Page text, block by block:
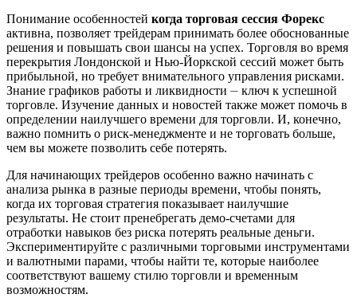
Понимание особенностей когда торговая сессия Форекс
активна, позволяет трейдерам принимать более обоснованные
решения и повышать свои шансы на успех. Торговля во время
перекрытия Лондонской и Нью-Йоркской сессий может быть
прибыльной, но требует внимательного управления рисками.
Знание графиков работы и ликвидности ⏤ ключ к успешной
торговле. Изучение данных и новостей также может помочь в
определении наилучшего времени для торговли. И, конечно,
важно помнить о риск-менеджменте и не торговать больше,
чем вы можете позволить себе потерять.
Для начинающих трейдеров особенно важно начинать с
анализа рынка в разные периоды времени, чтобы понять,
когда их торговая стратегия показывает наилучшие
результаты. Не стоит пренебрегать демо-счетами для
отработки навыков без риска потерять реальные деньги.
Экспериментируйте с различными торговыми инструментами
и валютными парами, чтобы найти те, которые наиболее
соответствуют вашему стилю торговли и временным
возможностям.